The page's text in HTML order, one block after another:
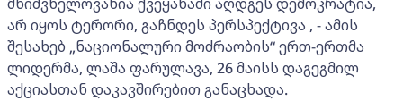
არ იყოს ტერორი, გაჩნდეს პერსპექტივა , - ამის
შესახებ „ნაციონალური მოძრაობის“ ერთ-ერთმა
ლიდერმა, ლაშა ფარულავა, 26 მაისს დაგეგმილ
აქციასთან დაკავშირებით განაცხადა.